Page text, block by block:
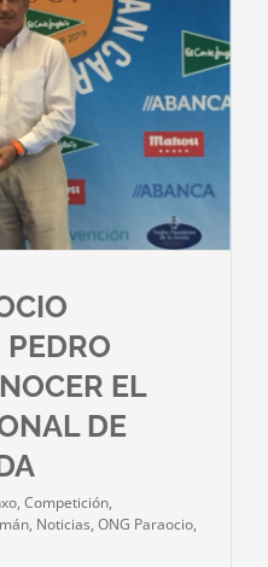
EL
DE
, Competición,
, Noticias, ONG Paraocio,